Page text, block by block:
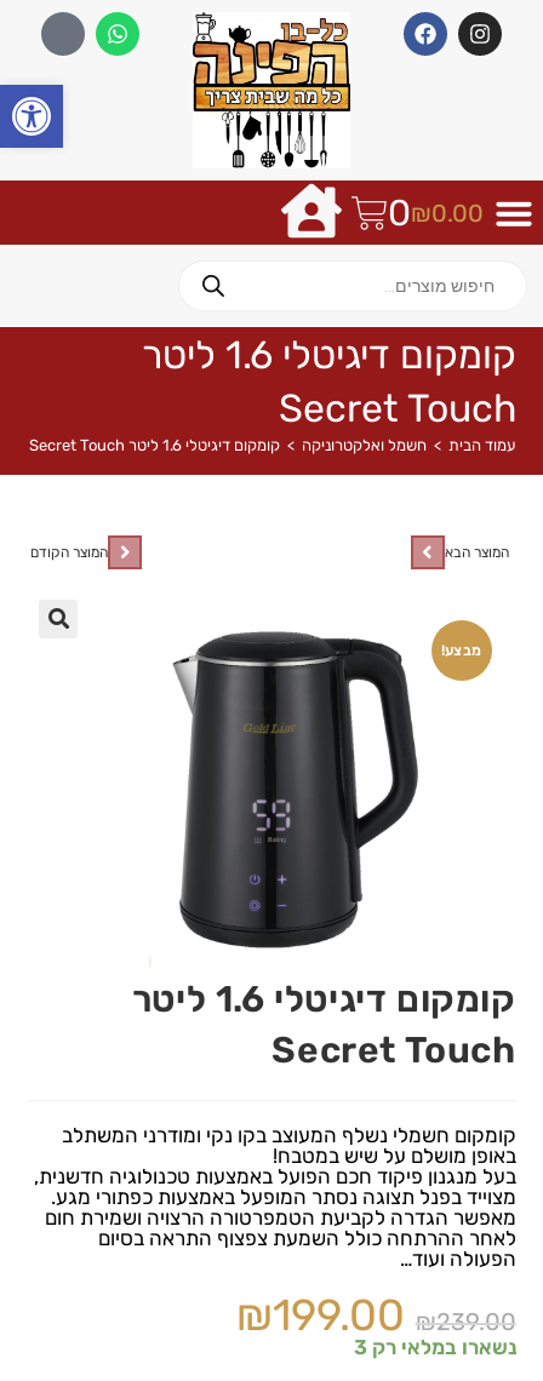
₪0.00
0
קומקום דיגיטלי 1.6 ליטר
Secret Touch
עמוד הבית > חשמל ואלקטרוניקה > קומקום דיגיטלי 1.6 ליטר Secret Touch
מבצע!
המוצר הקודם המוצר הבא
קומקום דיגיטלי 1.6 ליטר
Secret Touch
קומקום חשמלי נשלף המעוצב בקו נקי ומודרני המשתלב
באופן מושלם על שיש במטבח!
בעל מנגנון פיקוד חכם הפועל באמצעות טכנולוגיה חדשנית,
מצוייד בפנל תצוגה נסתר המופעל באמצעות כפתורי מגע.
מאפשר הגדרה לקביעת הטמפרטורה הרצויה ושמירת חום
לאחר ההרתחה כולל השמעת צפצוף התראה בסיום
הפעולה ועוד…
₪239.00
₪199.00
נשארו במלאי רק 3